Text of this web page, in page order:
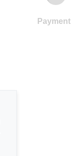
Payment